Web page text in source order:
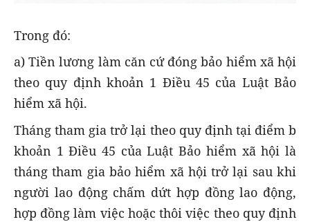
Trong đó:
a) Tiền lương làm căn cứ đóng bảo hiểm xã hội
theo quy định khoản 1 Điều 45 của Luật Bảo
hiểm xã hội.
Tháng tham gia trở lại theo quy định tại điểm b
khoản 1 Điều 45 của Luật Bảo hiểm xã hội là
tháng tham gia bảo hiểm xã hội trở lại sau khi
người lao động chấm dứt hợp đồng lao động,
hợp đồng làm việc hoặc thôi việc theo quy định